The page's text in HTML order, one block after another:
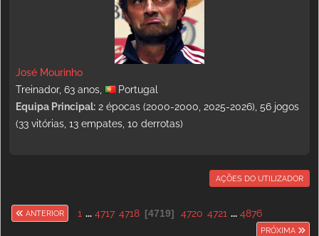
José Mourinho
Treinador, 63 anos,
Portugal
Equipa Principal: 2 épocas (2000-2000, 2025-2026), 56 jogos
(33 vitórias, 13 empates, 10 derrotas)
AÇÕES DO UTILIZADOR
ANTERIOR 1 ... 4717 4718 4719 4720 4721 ... 4876
PRÓXIMA